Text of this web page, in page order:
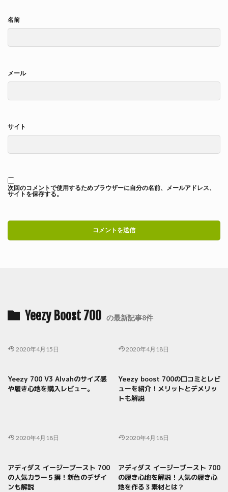
名前
メール
サイト
次回のコメントで使用するためブラウザーに自分の名前、メールアドレス、
サイトを保存する。
Yeezy Boost 700 の最新記事8件
2020年4月15日
Yeezy 700 V3 Alvahのサイズ感
や履き心地を購入レビュー。
2020年4月18日
Yeezy boost 700の口コミとレビ
ューを紹介！メリットとデメリッ
トも解説
2020年4月18日
アディダス イージーブースト 700
の人気カラー５撰！新色のデザイ
ンも解説
2020年4月18日
アディダス イージーブースト 700
の履き心地を解説！人気の履き心
地を作る３素材とは？